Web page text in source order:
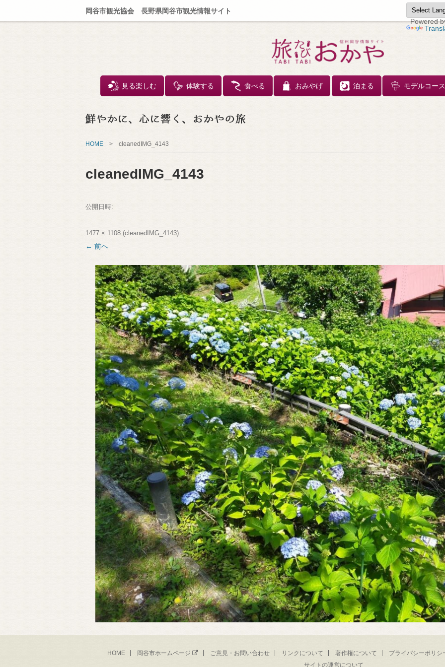
コンテンツへスキップ
見る楽しむ
体験する 食べる おみやげ 泊まる モデルコース
岡谷市観光協会 長野県岡谷市観光情報サイト
Powered
HOME > cleanedIMG_4143
cleanedIMG_4143
公開日時:
1477 × 1108 (cleanedIMG_4143)
← 前へ
HOME 岡谷市ホームページ ご意見・お問い合わせ リンクについて 著作権について
プライバシーポリ
サイトの運営について